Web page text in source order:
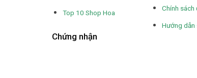
Top 10 Shop Hoa
Chứng nhận
Chính sách
Hướng dẫn